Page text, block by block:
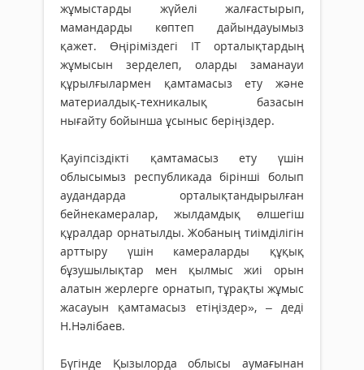
жұмыстарды жүйелі жалғастырып,
мамандарды көптеп дайындауымыз
қажет. Өңіріміздегі ІТ орталықтардың
жұмысын зерделеп, оларды заманауи
құрылғылармен қамтамасыз ету және
материалдық-техникалық базасын
нығайту бойынша ұсыныс беріңіздер.
Қауіпсіздікті қамтамасыз ету үшін
облысымыз республикада бірінші болып
аудандарда орталықтандырылған
бейнекамералар, жылдамдық өлшегіш
құралдар орнатылды. Жобаның тиімділігін
арттыру үшін камераларды құқық
бұзушылықтар мен қылмыс жиі орын
алатын жерлерге орнатып, тұрақты жұмыс
жасауын қамтамасыз етіңіздер», – деді
Н.Нәлібаев.
Бүгінде Қызылорда облысы аумағынан